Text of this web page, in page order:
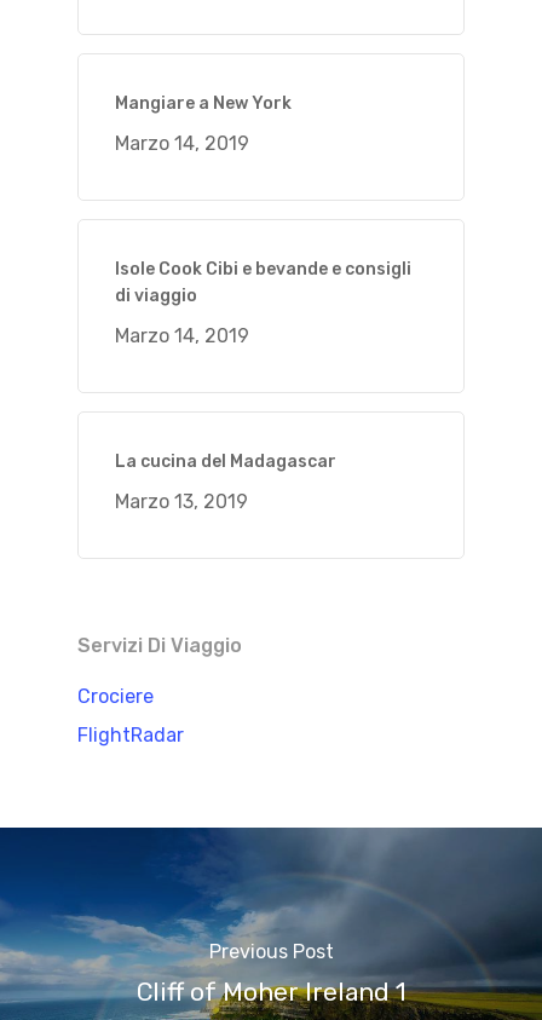
Mangiare a New York
Marzo 14, 2019
Isole Cook Cibi e bevande e consigli
di viaggio
Marzo 14, 2019
La cucina del Madagascar
Marzo 13, 2019
Servizi Di Viaggio
Crociere
FlightRadar
Previous Post
Cliff of Moher Ireland 1